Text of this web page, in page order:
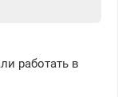
работать в